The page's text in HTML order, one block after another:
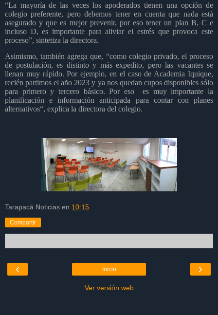
“La mayoría de las veces los apoderados tienen una opción de
colegio preferente, pero debemos tener en cuenta que nada está
asegurado y que es mejor prevenir, por eso tener un plan B, C e
incluso D, es importante para aliviar el estrés que provoca este
proceso”, sintetiza la directora.
Asimismo, también agrega que, “como colegio privado, el proceso
de postulación, es distinto y más expedito, pero las vacantes se
llenan muy rápido. Por ejemplo, en el caso de Academia Iquique,
recién partimos el año 2023 y ya nos quedan cupos disponibles sólo
para primero y tercero básico. Por eso
es muy importante la
planificación e información anticipada para contar con planes
alternativos“, explica la directora del colegio.
Tarapacá Noticias en 10:15
Compartir
‹ ›
Inicio
Ver versión web